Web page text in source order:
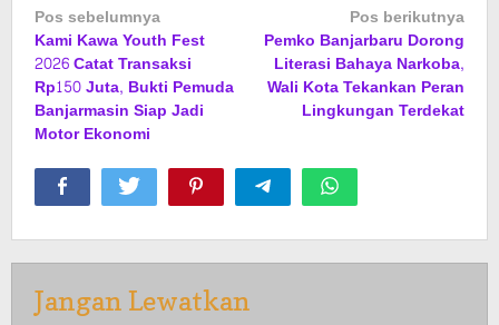
Navigasi
pos
Pos sebelumnya
Kami Kawa Youth Fest
2026 Catat Transaksi
Rp150 Juta, Bukti Pemuda
Banjarmasin Siap Jadi
Motor Ekonomi
Pos berikutnya
Pemko Banjarbaru Dorong
Literasi Bahaya Narkoba,
Wali Kota Tekankan Peran
Lingkungan Terdekat
Jangan Lewatkan